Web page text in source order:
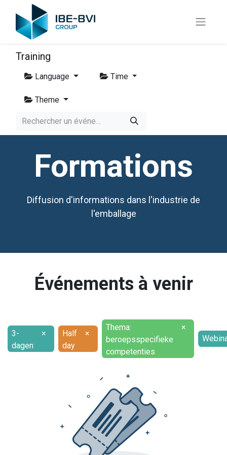
Training
Language Time
Theme
Formations
Diffusion d'informations dans l'industrie de
l'emballage
Événements à venir
3-
dagen
×
Half
day
×
Thema:
beroepsspecifieke
competenties
×